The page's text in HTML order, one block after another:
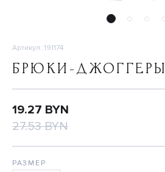
Артикул: 191174
БРЮКИ-ДЖОГГЕРЫ
19.27 BYN
27.53 BYN
РАЗМЕР